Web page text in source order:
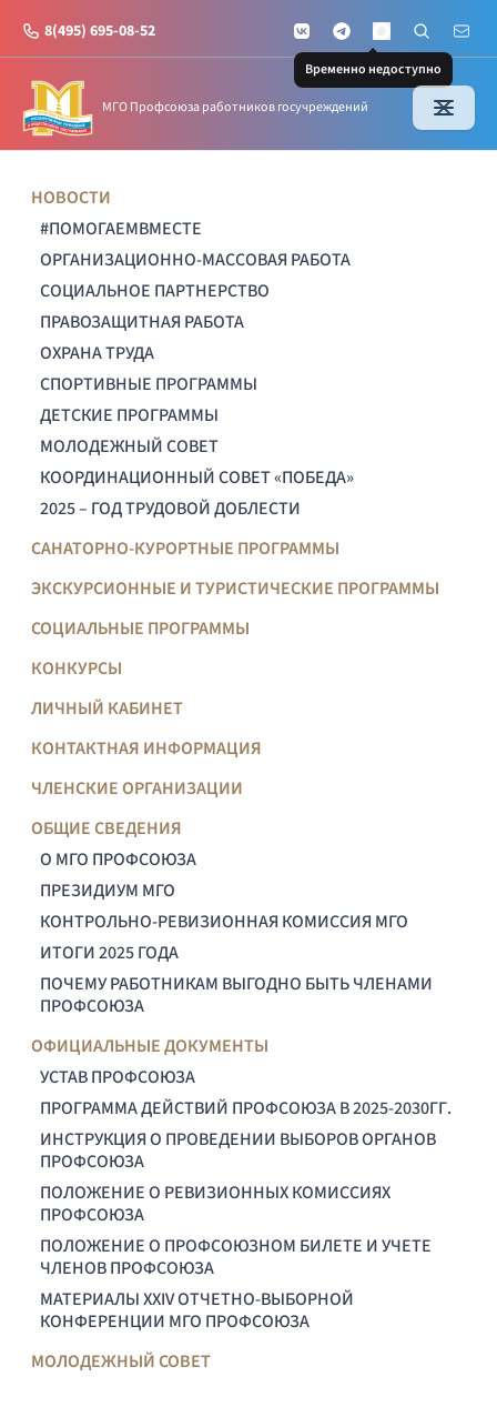
8(495) 695-08-52 VKontakteTelegramMAX
Временно недоступно
Поиск по
Почта
МГО Профсоюза работников госучреждений
НОВОСТИ
#ПОМОГАЕМВМЕСТЕ
ОРГАНИЗАЦИОННО-МАССОВАЯ РАБОТА
СОЦИАЛЬНОЕ ПАРТНЕРСТВО
ПРАВОЗАЩИТНАЯ РАБОТА
ОХРАНА ТРУДА
СПОРТИВНЫЕ ПРОГРАММЫ
ДЕТСКИЕ ПРОГРАММЫ
МОЛОДЕЖНЫЙ СОВЕТ
КООРДИНАЦИОННЫЙ СОВЕТ «ПОБЕДА»
2025 – ГОД ТРУДОВОЙ ДОБЛЕСТИ
САНАТОРНО-КУРОРТНЫЕ ПРОГРАММЫ
ЭКСКУРСИОННЫЕ И ТУРИСТИЧЕСКИЕ ПРОГРАММЫ
СОЦИАЛЬНЫЕ ПРОГРАММЫ
КОНКУРСЫ
ЛИЧНЫЙ КАБИНЕТ
КОНТАКТНАЯ ИНФОРМАЦИЯ
ЧЛЕНСКИЕ ОРГАНИЗАЦИИ
ОБЩИЕ СВЕДЕНИЯ
О МГО ПРОФСОЮЗА
ПРЕЗИДИУМ МГО
КОНТРОЛЬНО-РЕВИЗИОННАЯ КОМИССИЯ МГО
ИТОГИ 2025 ГОДА
ПОЧЕМУ РАБОТНИКАМ ВЫГОДНО БЫТЬ ЧЛЕНАМИ
ПРОФСОЮЗА
ОФИЦИАЛЬНЫЕ ДОКУМЕНТЫ
УСТАВ ПРОФСОЮЗА
ПРОГРАММА ДЕЙСТВИЙ ПРОФСОЮЗА В 2025-2030ГГ.
ИНСТРУКЦИЯ О ПРОВЕДЕНИИ ВЫБОРОВ ОРГАНОВ
ПРОФСОЮЗА
ПОЛОЖЕНИЕ О РЕВИЗИОННЫХ КОМИССИЯХ
ПРОФСОЮЗА
ПОЛОЖЕНИЕ О ПРОФСОЮЗНОМ БИЛЕТЕ И УЧЕТЕ
ЧЛЕНОВ ПРОФСОЮЗА
МАТЕРИАЛЫ XXIV ОТЧЕТНО-ВЫБОРНОЙ
КОНФЕРЕНЦИИ МГО ПРОФСОЮЗА
МОЛОДЕЖНЫЙ СОВЕТ